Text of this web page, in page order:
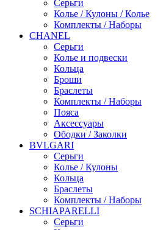
Серьги
Колье / Кулоны / Колье
Комплекты / Наборы
CHANEL
Серьги
Колье и подвески
Кольца
Броши
Браслеты
Комплекты / Наборы
Пояса
Аксессуары
Ободки / Заколки
BVLGARI
Серьги
Колье / Кулоны
Кольца
Браслеты
Комплекты / Наборы
SCHIAPARELLI
Серьги